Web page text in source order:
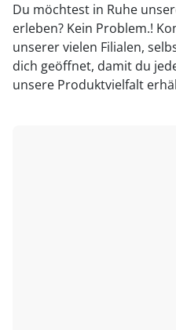
Du möchtest in Ruhe
erleben? Kein Problem.!
unserer vielen Filialen,
dich geöffnet, damit du
unsere Produktvielfalt